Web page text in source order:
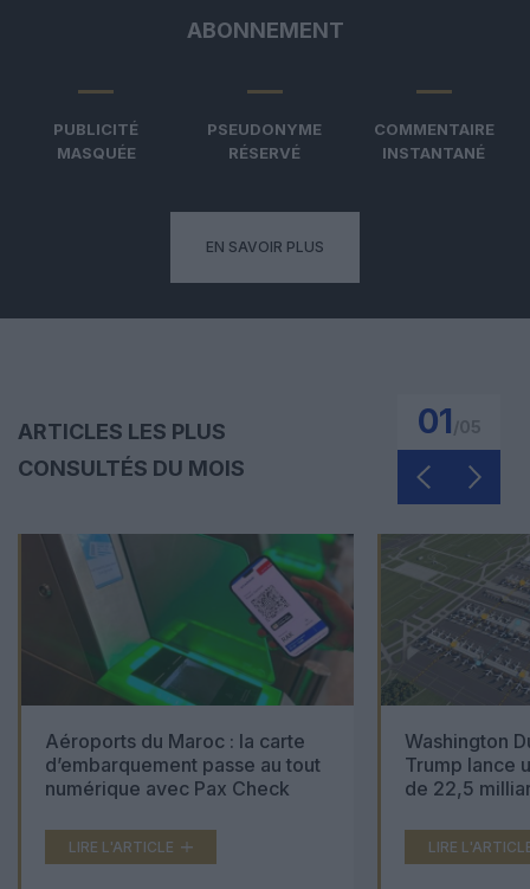
ABONNEMENT
PUBLICITÉ
MASQUÉE
PSEUDONYME
RÉSERVÉ
COMMENTAIRE
INSTANTANÉ
EN SAVOIR PLUS
ARTICLES LES PLUS
CONSULTÉS DU MOIS
01
Aéroports du Maroc : la carte
d’embarquement passe au tout
numérique avec Pax Check
LIRE L'ARTICLE
Washington
Trump lance
de 22,5
LIRE